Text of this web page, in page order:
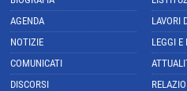
AGENDA
NOTIZIE
COMUNICATI
DISCORSI
LAVORI
LEGGI E